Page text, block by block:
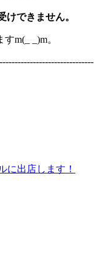
できません。
m(_ _)m。
に出店します！